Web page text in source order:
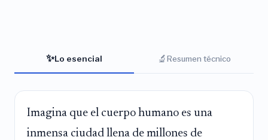
✨Lo esencial 🔬Resumen técnico
Imagina que el cuerpo humano es una
inmensa ciudad llena de millones de